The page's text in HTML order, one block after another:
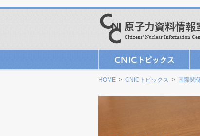
HOME > CNICトピックス > 国際関